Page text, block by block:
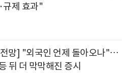
규제 효과"
망] "외국인 언제 돌아오나"…
뒤 더 막막해진 증시